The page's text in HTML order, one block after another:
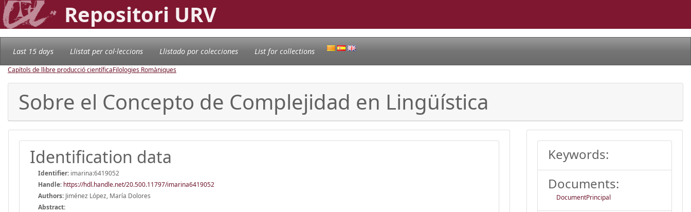
Repositori URV
Last 15 days Llistat per col·leccions Llistado por colecciones List for collections
Capítols de llibre producció científicaFilologies Romàniques
Sobre el Concepto de Complejidad en Lingüística
Identification data
Identifier: imarina:6419052
Handle: https://hdl.handle.net/20.500.11797/imarina6419052
Authors: Jiménez López, María Dolores
Abstract:
Keywords:
Documents:
DocumentPrincipal